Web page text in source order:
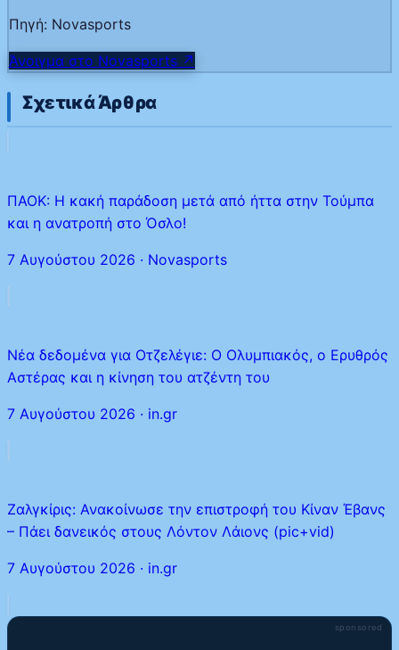
Πηγή: Novasports
Άνοιγμα στο Novasports↗
Σχετικά Άρθρα
ΠΑΟΚ: Η κακή παράδοση μετά από ήττα στην Τούμπα
και η ανατροπή στο Όσλο!
7 Αυγούστου 2026 · Novasports
Νέα δεδομένα για Οτζελέγιε: Ο Ολυμπιακός, ο Ερυθρός
Αστέρας και η κίνηση του ατζέντη του
7 Αυγούστου 2026 · in.gr
Ζαλγκίρις: Ανακοίνωσε την επιστροφή του Κίναν Έβανς
– Πάει δανεικός στους Λόντον Λάιονς (pic+vid)
7 Αυγούστου 2026 · in.gr
sponsored